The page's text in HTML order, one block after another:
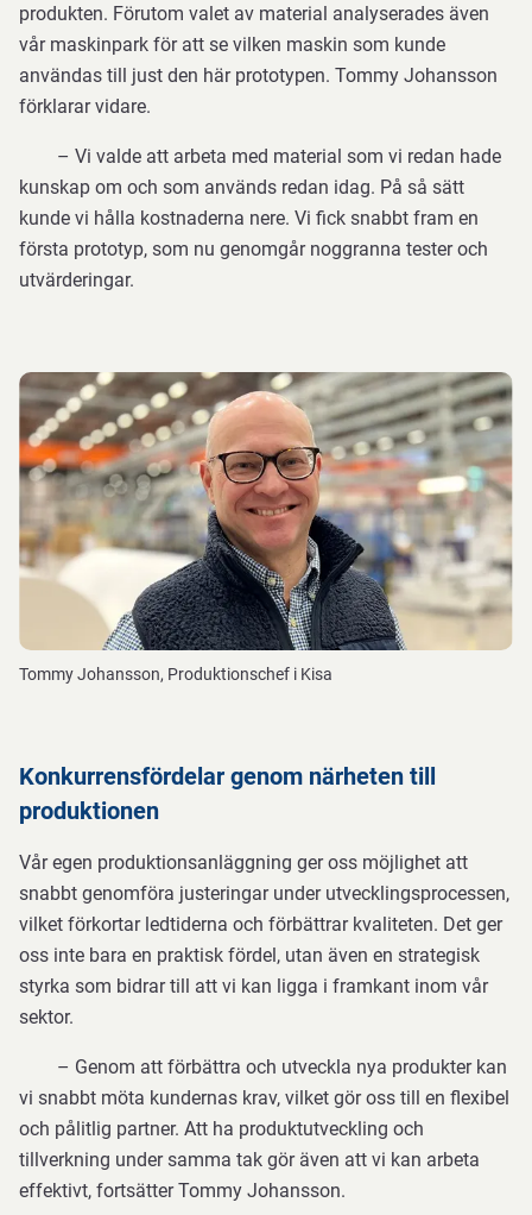
produkten. Förutom valet av material analyserades även
vår maskinpark för att se vilken maskin som kunde
användas till just den här prototypen. Tommy Johansson
förklarar vidare.
– Vi valde att arbeta med material som vi redan hade
kunskap om och som används redan idag. På så sätt
kunde vi hålla kostnaderna nere. Vi fick snabbt fram en
första prototyp, som nu genomgår noggranna tester och
utvärderingar.
Tommy Johansson, Produktionschef i Kisa
Konkurrensfördelar genom närheten till
produktionen
Vår egen produktionsanläggning ger oss möjlighet att
snabbt genomföra justeringar under utvecklingsprocessen,
vilket förkortar ledtiderna och förbättrar kvaliteten. Det ger
oss inte bara en praktisk fördel, utan även en strategisk
styrka som bidrar till att vi kan ligga i framkant inom vår
sektor.
– Genom att förbättra och utveckla nya produkter kan
vi snabbt möta kundernas krav, vilket gör oss till en flexibel
och pålitlig partner. Att ha produktutveckling och
tillverkning under samma tak gör även att vi kan arbeta
effektivt, fortsätter Tommy Johansson.